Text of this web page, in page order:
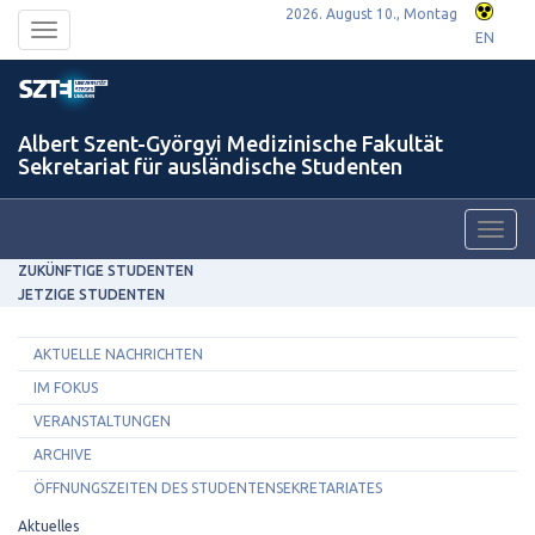
Toggle
navigation
2026. August 10., Montag
EN
Albert Szent-Györgyi Medizinische Fakultät
Sekretariat für ausländische Studenten
ZUKÜNFTIGE STUDENTEN
JETZIGE STUDENTEN
AKTUELLE NACHRICHTEN
IM FOKUS
VERANSTALTUNGEN
ARCHIVE
ÖFFNUNGSZEITEN DES STUDENTENSEKRETARIATES
Aktuelles